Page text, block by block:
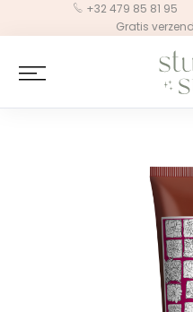
+32 479 85 81 95
Gratis